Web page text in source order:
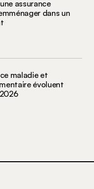
assurance
dans un
maladie et
évoluent